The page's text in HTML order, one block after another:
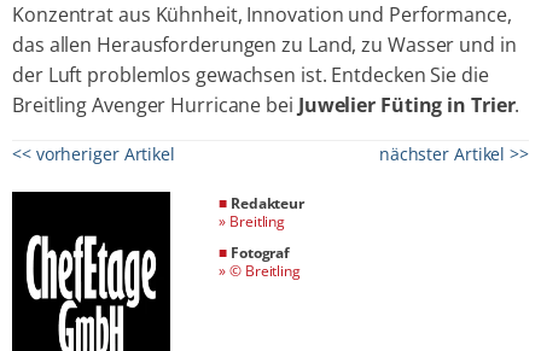
Konzentrat aus Kühnheit, Innovation und Performance,
das allen Herausforderungen zu Land, zu Wasser und in
der Luft problemlos gewachsen ist. Entdecken Sie die
Breitling Avenger Hurricane bei Juwelier Füting in Trier.
<< vorheriger Artikel nächster Artikel >>
■ Redakteur
» Breitling
■ Fotograf
»© Breitling